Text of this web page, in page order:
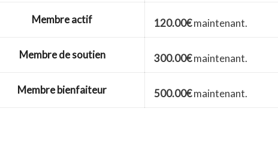
Membre actif 120.00€maintenant.
Membre de soutien 300.00€maintenant.
Membre bienfaiteur 500.00€maintenant.